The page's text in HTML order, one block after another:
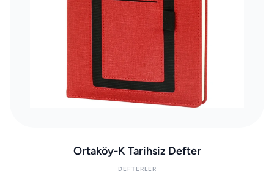
Ortaköy-K Tarihsiz Defter
DEFTERLER